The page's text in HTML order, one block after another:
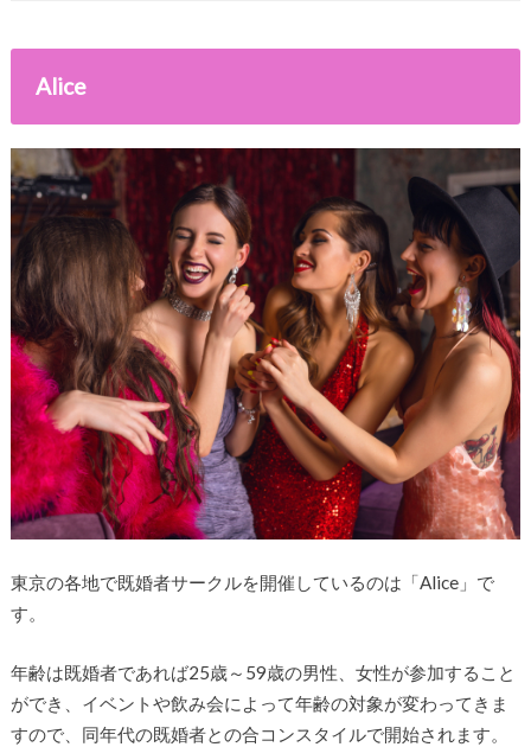
Alice
東京の各地で既婚者サークルを開催しているのは「Alice」で
す。
年齢は既婚者であれば25歳～59歳の男性、女性が参加すること
ができ、イベントや飲み会によって年齢の対象が変わってきま
すので、同年代の既婚者との合コンスタイルで開始されます。